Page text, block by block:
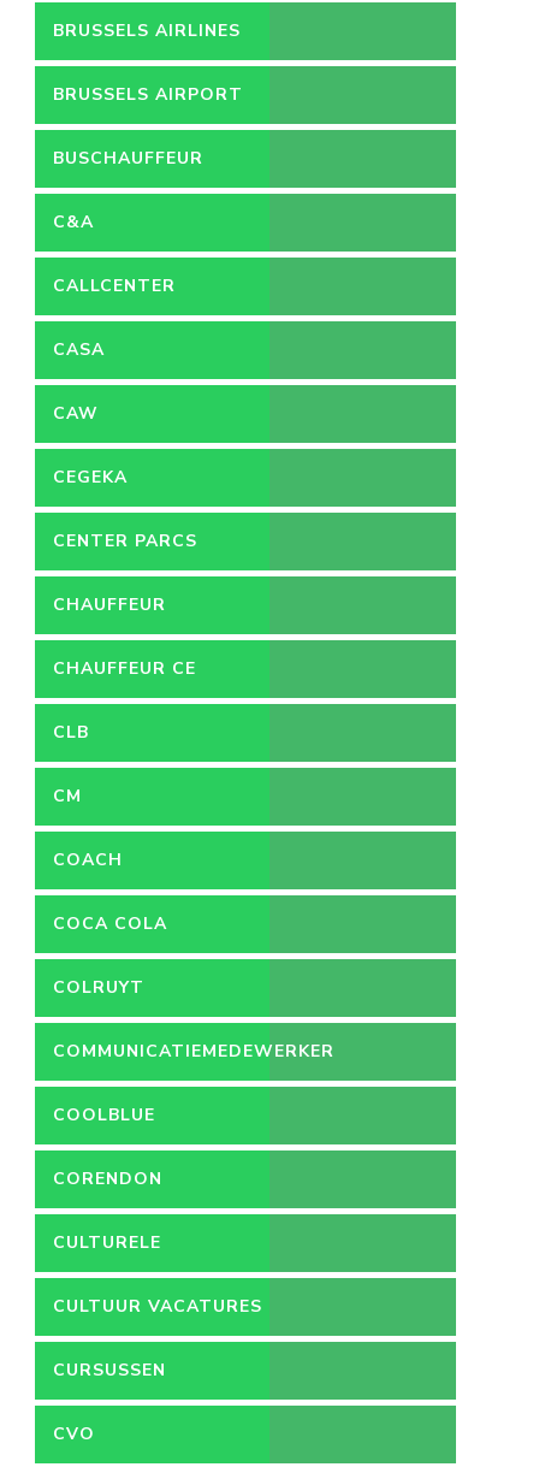
BRUSSELS AIRLINES
BRUSSELS AIRPORT
BUSCHAUFFEUR
C&A
CALLCENTER
VACATURES
CASA
CAW
CEGEKA
CENTER PARCS
CHAUFFEUR
CHAUFFEUR CE
CLB
CM
COACH
COCA COLA
COLRUYT
COMMUNICATIEMEDEWERKER
COOLBLUE
CORENDON
CULTURELE
VACATURES
CULTUUR VACATURES
CURSUSSEN
CVO